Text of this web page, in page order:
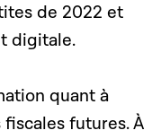
de 2022 et
digitale.
quant à
futures. À